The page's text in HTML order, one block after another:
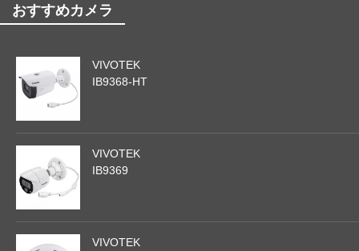
おすすめカメラ
VIVOTEK
IB9368-HT
VIVOTEK
IB9369
VIVOTEK